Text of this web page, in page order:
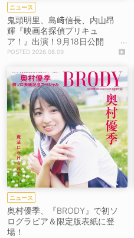
ニュース
鬼頭明里、島﨑信長、内山昂
輝『映画名探偵プリキュ
ア！』出演！9月18日公開
【コメントあり】
2026.08.09
ニュース
奥村優季、『BRODY』で初ソ
ログラビア＆限定版表紙に登
場！